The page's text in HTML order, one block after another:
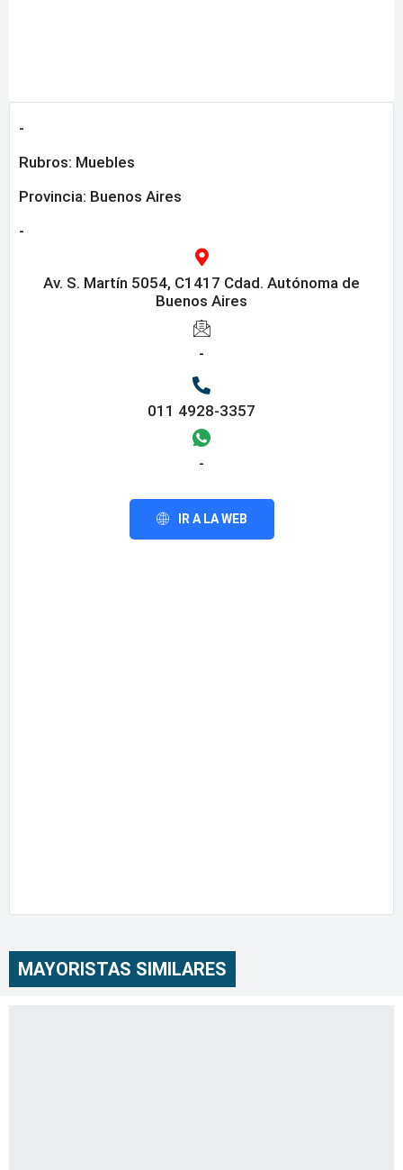
-
Rubros: Muebles
Provincia: Buenos Aires
-
Av. S. Martín 5054, C1417 Cdad. Autónoma de
Buenos Aires
-
011 4928-3357
-
IR A LA WEB
MAYORISTAS SIMILARES